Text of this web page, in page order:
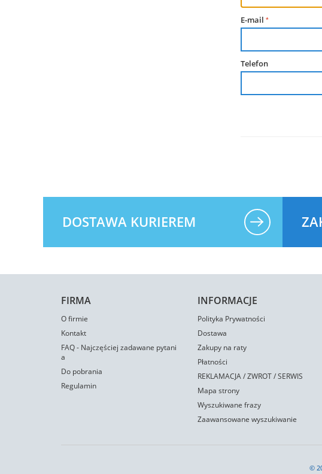
E-mail
Telefon
DOSTAWA KURIEREM
FIRMA
O firmie
Kontakt
FAQ - Najczęściej zadawane pytani
a
Do pobrania
Regulamin
INFORMACJE
Polityka Prywatności
Dostawa
Zakupy na raty
Płatności
REKLAMACJA / ZWROT / SERWIS
Mapa strony
Wyszukiwane frazy
Zaawansowane wyszukiwanie
©